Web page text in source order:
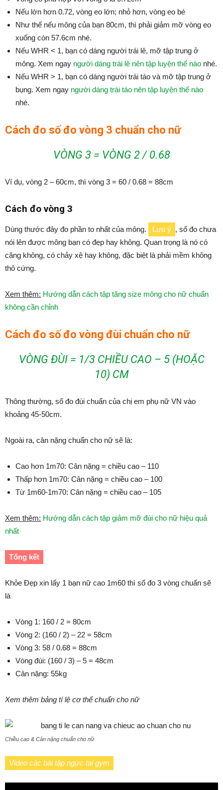
Nếu lớn hơn 0.72, vòng eo lớn; nhỏ hơn, vòng eo bé
Như thế nếu mông của bạn 80cm, thì phải giảm mỡ vòng eo
xuống còn 57.6cm nhé.
Nếu WHR < 1, bạn có dáng người trái lê, mỡ tập trung ở
mông. Xem ngay người dáng trái lê nên tập luyện thế nào nhé.
Nếu WHR > 1, bạn có dáng người trái táo và mỡ tập trung ở
bụng. Xem ngay người dáng trái táo nên tập luyện thế nào
nhé.
Cách đo số đo vòng 3 chuẩn cho nữ
VÒNG 3 = VÒNG 2 / 0.68
Ví dụ, vòng 2 – 60cm, thì vòng 3 = 60 / 0.68 = 88cm
Cách đo vòng 3
Dùng thước đây đo phần to nhất của mông. Lưu ý , số đo chưa
nói lên được mông bạn có đẹp hay không. Quan trọng là nó có
căng không, có chảy xệ hay không, đặc biệt là phải mềm không
thô cứng.
Xem thêm: Hướng dẫn cách tập tăng size mông cho nữ chuẩn
không cần chỉnh
Cách đo số đo vòng đùi chuẩn cho nữ
VÒNG ĐÙI = 1/3 CHIỀU CAO – 5 (HOẶC
10) CM
Thông thường, số đo đùi chuẩn của chị em phụ nữ VN vào
khoảng 45-50cm.
Ngoài ra, cân nặng chuẩn cho nữ sẽ là:
Cao hơn 1m70: Cân nặng = chiều cao – 110
Thấp hơn 1m70: Cân nặng = chiều cao – 100
Từ 1m60-1m70: Cân nặng = chiều cao – 105
Xem thêm: Hướng dẫn cách tập giảm mỡ đùi cho nữ hiệu quả
nhất
Tổng kết
Khỏe Đẹp xin lấy 1 bạn nữ cao 1m60 thì số đo 3 vòng chuẩn sẽ
là
Vòng 1: 160 / 2 = 80cm
Vòng 2: (160 / 2) – 22 = 58cm
Vòng 3: 58 / 0.68 = 88cm
Vòng đùi: (160 / 3) – 5 = 48cm
Cân nặng: 55kg
Xem thêm bảng tí lệ cơ thể chuẩn cho nữ
Chiều cao & Cân nặng chuẩn cho nữ
Video các bài tập ngực tại gym